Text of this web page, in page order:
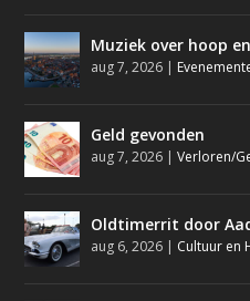
Muziek over hoop
aug 7, 2026 |
Geld gevonden
aug 7, 2026 |Verloren/
Oldtimerrit door
aug 6, 2026 | Cultuur en